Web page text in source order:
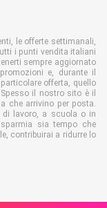
le offerte settimanali,
i punti vendita italiani
sempre aggiornato
e, durante il
offerta, quello
il nostro sito è il
che arrivino per posta.
di lavoro, a scuola o in
sia tempo che
contribuirai a ridurre lo